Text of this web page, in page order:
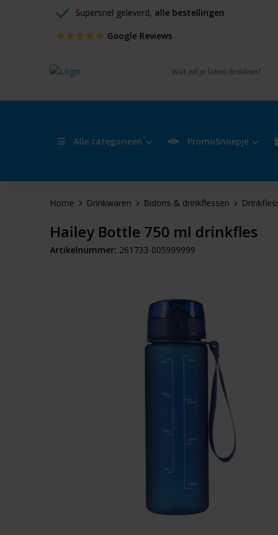
Supersnel geleverd, alle bestellingen
Google Reviews
Alle categorieën PromoSnoepje
Home Drinkwaren Bidons & drinkflessen
Hailey Bottle 750 ml drinkfles
Artikelnummer: 261733-005999999